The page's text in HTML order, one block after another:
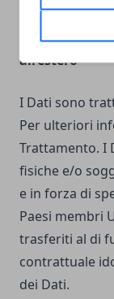
Luogo del
all’estero
I Dati sono
Per ulteriori
Trattamento. I
fisiche e/o
e in forza di
Paesi membri
trasferiti al di
contrattuale
dei Dati.